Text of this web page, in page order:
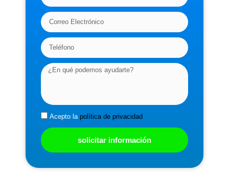
Acepto la política de privacidad
solicitar información